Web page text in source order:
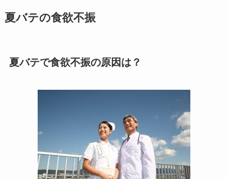
夏バテの食欲不振
夏バテで食欲不振の原因は？